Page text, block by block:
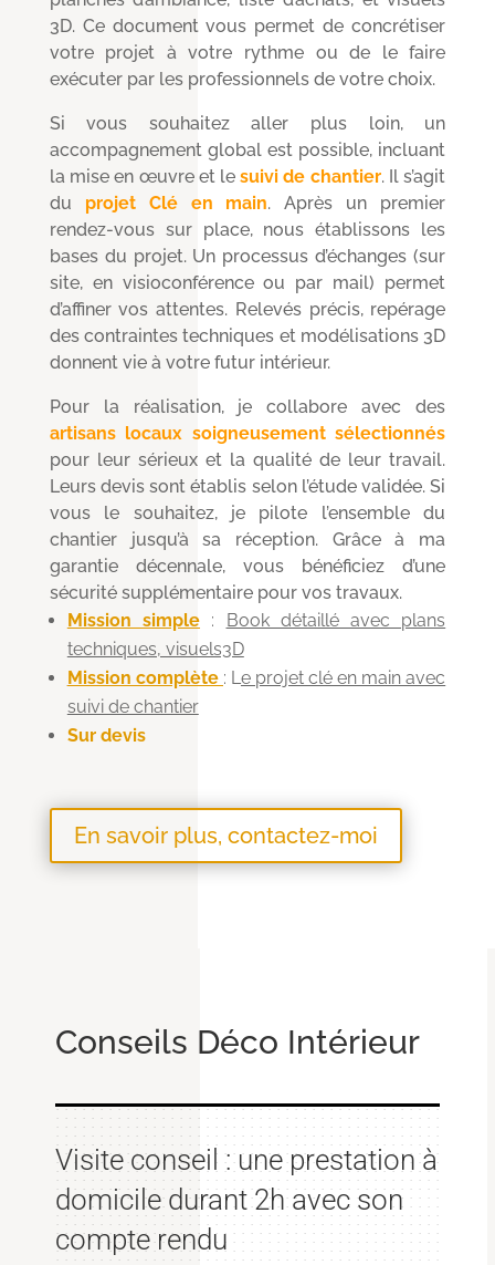
3D. Ce document vous permet de concrétiser
votre projet à votre rythme ou de le faire
exécuter par les professionnels de votre choix.
Si vous souhaitez aller plus loin, un
accompagnement global est possible, incluant
la mise en œuvre et lesuivi de chantier. Il s’agit
du projet Clé en main. Après un premier
rendez-vous sur place, nous établissons les
bases du projet. Un processus d’échanges (sur
site, en visioconférence ou par mail) permet
d’affiner vos attentes. Relevés précis, repérage
des contraintes techniques et modélisations 3D
donnent vie à votre futur intérieur.
Pour la réalisation, je collabore avec des
artisans locaux soigneusement sélectionnés
pour leur sérieux et la qualité de leur travail.
Leurs devis sont établis selon l’étude validée. Si
vous le souhaitez, je pilote l’ensemble du
chantier jusqu’à sa réception. Grâce à ma
garantie décennale, vous bénéficiez d’une
sécurité supplémentaire pour vos travaux.
Mission simple : Book détaillé avec plans
techniques, visuels3D
Mission complète : L e projet clé en main avec
suivi de chantier
Sur devis
En savoir plus, contactez-moi
Conseils Déco Intérieur
Visite conseil : une prestation à
domicile durant 2h avec son
compte rendu